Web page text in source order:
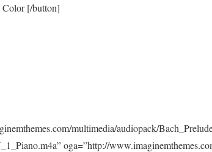
Color [/button]
multimedia/audiopack/
oga=”http://